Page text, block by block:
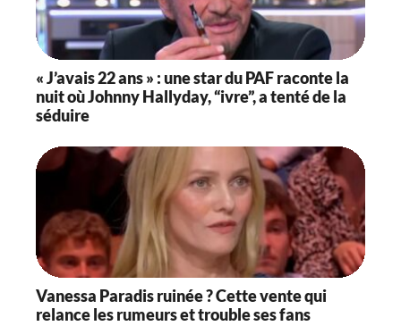
« J’avais 22 ans » : une star du PAF raconte la
nuit où Johnny Hallyday, “ivre”, a tenté de la
séduire
Vanessa Paradis ruinée ? Cette vente qui
relance les rumeurs et trouble ses fans